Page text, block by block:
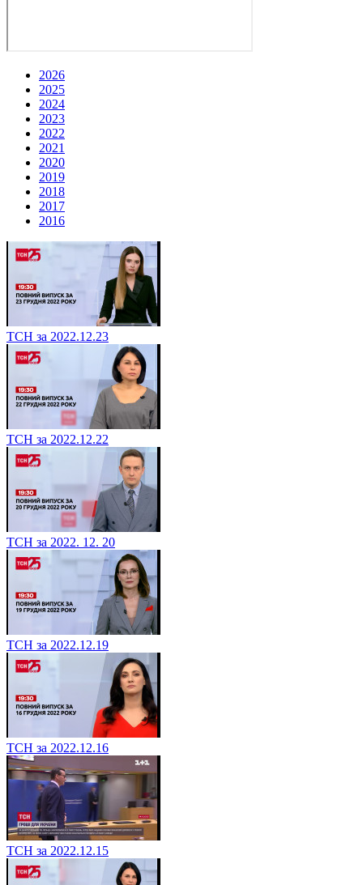
2026
2025
2024
2023
2022
2021
2020
2019
2018
2017
2016
ТСН за 2022.12.23
ТСН за 2022.12.22
ТСН за 2022. 12. 20
ТСН за 2022.12.19
ТСН за 2022.12.16
ТСН за 2022.12.15